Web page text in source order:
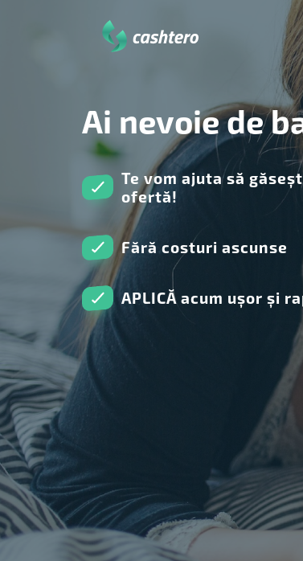
Ai nevoie de
Te vom ajuta să
ofertă!
Fără costuri ascunse
APLICĂ acum ușor și